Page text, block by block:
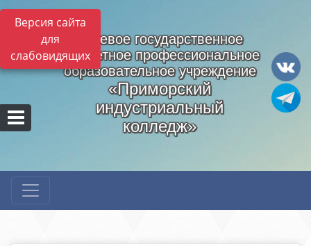
Версия сайта
для
слабовидящих
Краевое государственное
бюджетное профессиональное
образовательное учреждение
«Приморский
индустриальный
колледж»